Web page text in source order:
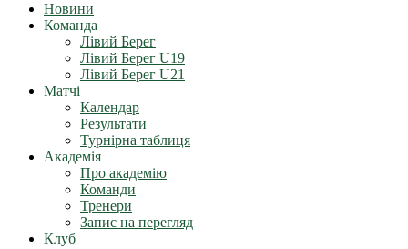
Новини
Команда
Лівий Берег
Лівий Берег U19
Лівий Берег U21
Матчі
Календар
Результати
Турнірна таблиця
Академія
Про академію
Команди
Тренери
Запис на перегляд
Клуб